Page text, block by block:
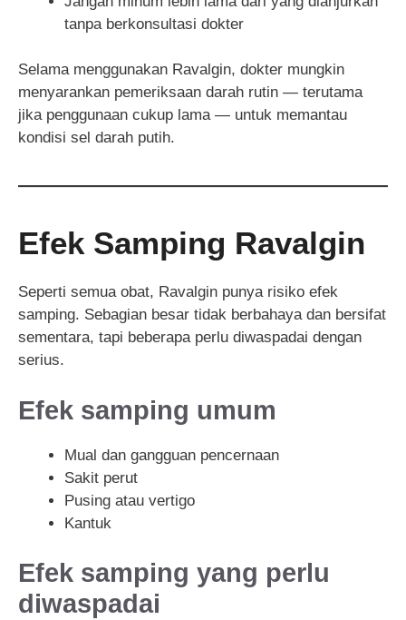
tanpa berkonsultasi dokter
Selama menggunakan Ravalgin, dokter mungkin
menyarankan pemeriksaan darah rutin — terutama
jika penggunaan cukup lama — untuk memantau
kondisi sel darah putih.
Efek Samping Ravalgin
Seperti semua obat, Ravalgin punya risiko efek
samping. Sebagian besar tidak berbahaya dan bersifat
sementara, tapi beberapa perlu diwaspadai dengan
serius.
Efek samping umum
Mual dan gangguan pencernaan
Sakit perut
Pusing atau vertigo
Kantuk
Efek samping yang perlu
diwaspadai